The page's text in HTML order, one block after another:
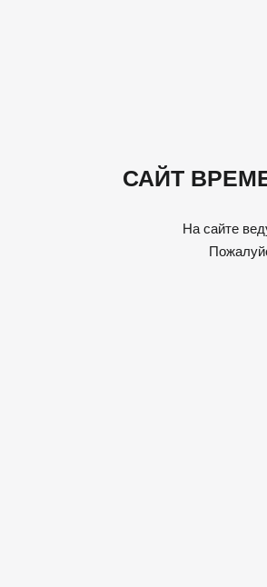
САЙТ
На сайте